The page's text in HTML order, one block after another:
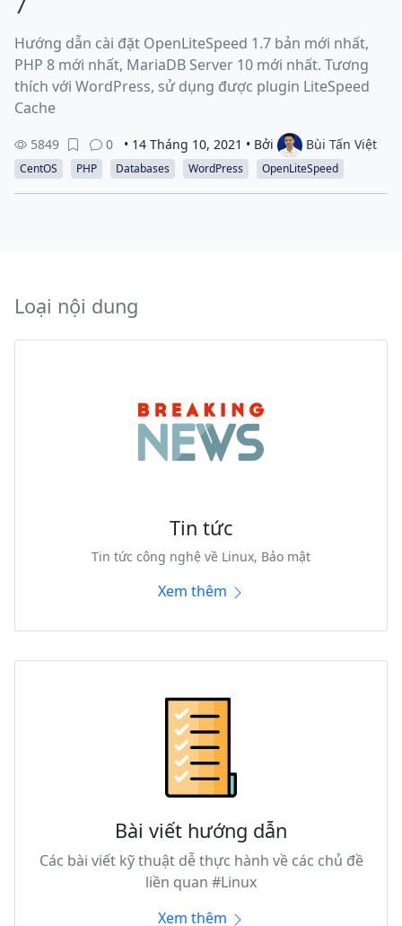
Hướng dẫn cài đặt OpenLiteSpeed 1.7 bản mới nhất,
PHP 8 mới nhất, MariaDB Server 10 mới nhất. Tương
thích với WordPress, sử dụng được plugin LiteSpeed
Cache
5849 0 • 14 Tháng 10, 2021 • Bởi Bùi Tấn Việt
CentOS PHP Databases WordPress OpenLiteSpeed
Loại nội dung
Tin tức
Tin tức công nghệ về Linux, Bảo mật
Xem thêm
Bài viết hướng dẫn
Các bài viết kỹ thuật dễ thực hành về các chủ đề
liền quan #Linux
Xem thêm